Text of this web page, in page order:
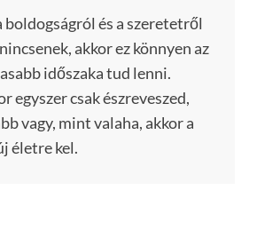
boldogságról és a szeretetről
akkor ez könnyen az
időszaka tud lenni.
egyszer csak észreveszed,
vagy, mint valaha, akkor a
életre kel.